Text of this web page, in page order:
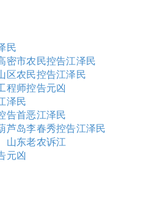
民
市农民控告江泽民
农民控告江泽民
程师控告元凶
泽民
告首恶江泽民
岛李春秀控告江泽民
山东老农诉江
元凶